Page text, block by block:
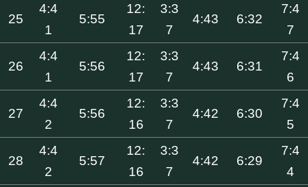
25
4:4
1
5:55
12:
17
3:3
7
4:43 6:32
7:4
7
26
4:4
1
5:56
12:
17
3:3
7
4:43 6:31
7:4
6
27
4:4
2
5:56
12:
16
3:3
7
4:42 6:30
7:4
5
28
4:4
2
5:57
12:
16
3:3
7
4:42 6:29
7:4
4